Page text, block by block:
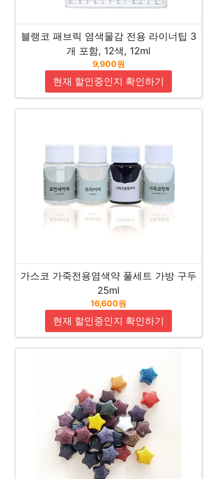
블랭코 패브릭 염색물감 전용 라이너팁 3
개 포함, 12색, 12ml
9,900원
현재 할인중인지 확인하기
가스코 가죽전용염색약 풀세트 가방 구두
25ml
16,600원
현재 할인중인지 확인하기